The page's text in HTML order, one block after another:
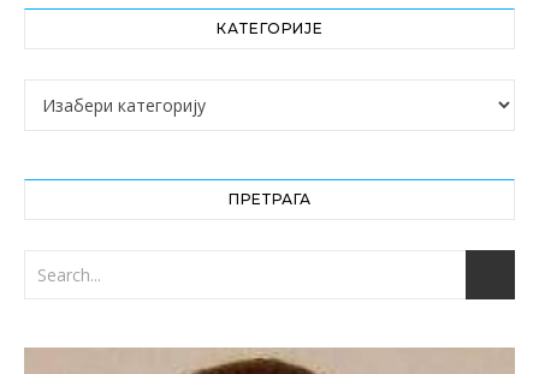
КАТЕГОРИЈЕ
Категорије
ПРЕТРАГА